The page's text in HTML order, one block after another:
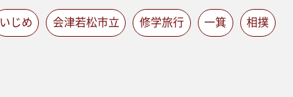
いじめ 会津若松市立 修学旅行 一箕 相撲